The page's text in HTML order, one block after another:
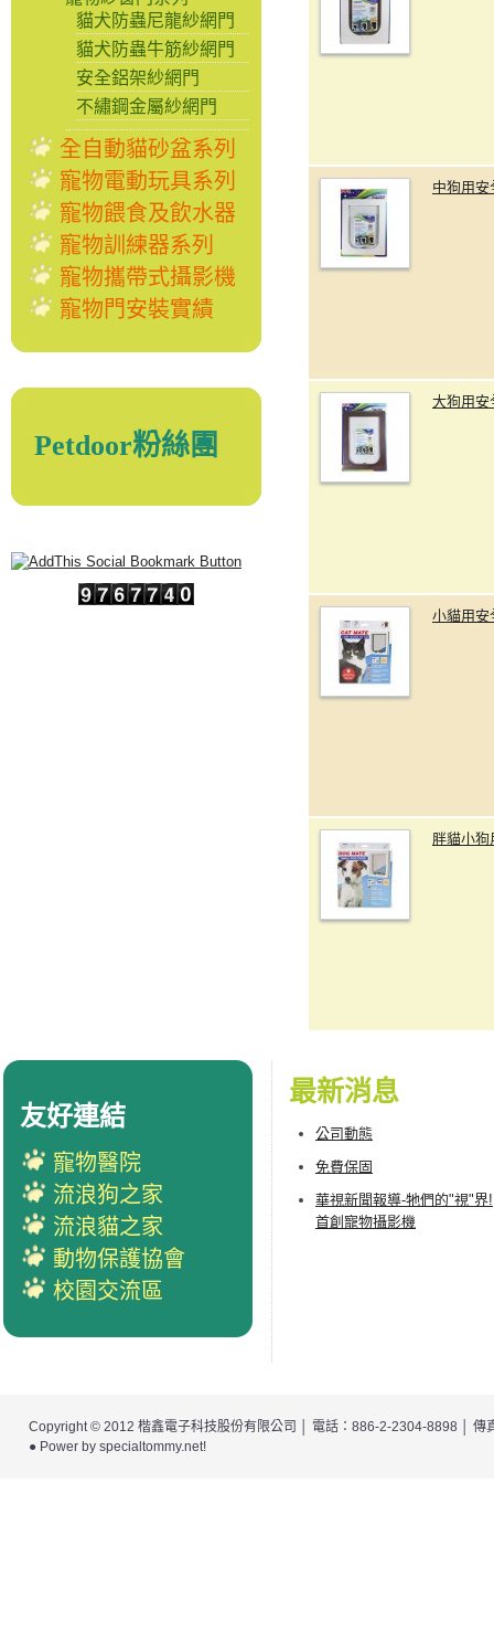
貓犬防蟲尼龍紗網門
貓犬防蟲牛筋紗網門
安全鋁架紗網門
不繡鋼金屬紗網門
全自動貓砂盆系列
寵物電動玩具系列
寵物餵食及飲水器
寵物訓練器系列
寵物攜帶式攝影機
寵物門安裝實績
Petdoor粉絲團
中狗用安
大狗用安
小貓用安
胖貓小狗
最新消息
公司動態
免費保固
華視新聞報導-牠們的"視"界!
首創寵物攝影機
友好連結
寵物醫院
流浪狗之家
流浪貓之家
動物保護協會
校園交流區
Copyright © 2012 楷鑫電子科技股份有限公司
│ 電話：886-2-2304-8898 │
● Power by specialtommy.net!